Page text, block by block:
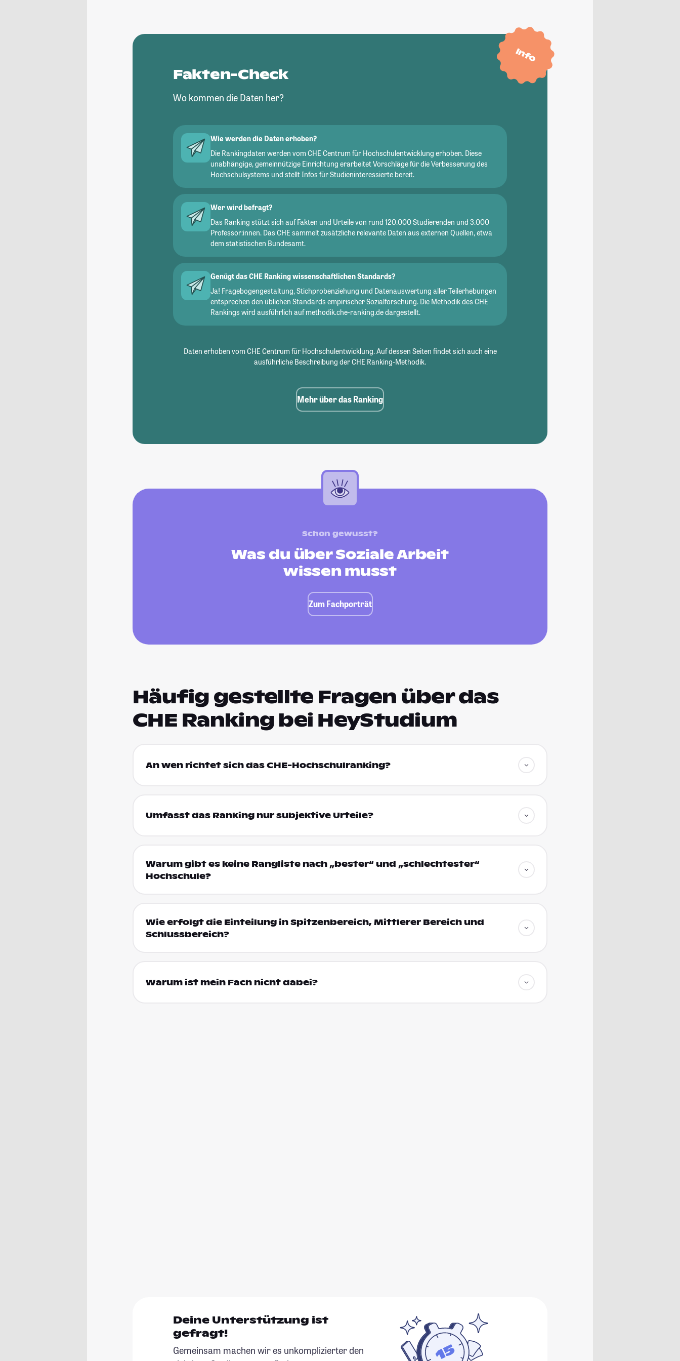
Info
Fakten-Check
Wo kommen die Daten her?
Wie werden die Daten erhoben?
Die Rankingdaten werden vom CHE Centrum für Hochschulentwicklung erhoben. Diese
unabhängige, gemeinnützige Einrichtung erarbeitet Vorschläge für die Verbesserung des
Hochschulsystems und stellt Infos für Studieninteressierte bereit.
Wer wird befragt?
Das Ranking stützt sich auf Fakten und Urteile von rund 120.000 Studierenden und 3.000
Professor:innen. Das CHE sammelt zusätzliche relevante Daten aus externen Quellen, etwa
dem statistischen Bundesamt.
Genügt das CHE Ranking wissenschaftlichen Standards?
Ja! Fragebogengestaltung, Stichprobenziehung und Datenauswertung aller Teilerhebungen
entsprechen den üblichen Standards empirischer Sozialforschung. Die Methodik des CHE
Rankings wird ausführlich auf methodik.che-ranking.de dargestellt.
Daten erhoben vom CHE Centrum für Hochschulentwicklung. Auf dessen Seiten findet sich auch eine
ausführliche Beschreibung der CHE Ranking-Methodik.
Mehr über das Ranking
Schon gewusst?
Was du über Soziale Arbeit
wissen musst
Zum Fachporträt
Häufig gestellte Fragen über das
CHE Ranking bei HeyStudium
An wen richtet sich das CHE-Hochschulranking?
Umfasst das Ranking nur subjektive Urteile?
Warum gibt es keine Rangliste nach „bester“ und „schlechtester“
Hochschule?
Wie erfolgt die Einteilung in Spitzenbereich, Mittlerer Bereich und
Schlussbereich?
Warum ist mein Fach nicht dabei?
Deine Unterstützung ist
gefragt!
Gemeinsam machen wir es unkomplizierter den